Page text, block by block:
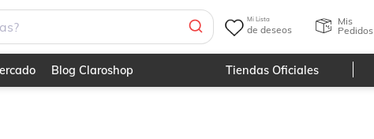
Mi Lista
de deseos
Mis
Pedidos
Blog Claroshop Tiendas Oficiales
PACHUCA, TOLUCA Y SUS ÁREAS METROPOLITANAS